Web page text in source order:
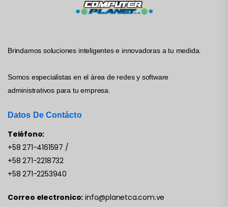
Brindamos soluciones inteligentes e innovadoras a tu medida.
Somos especialistas en el área de redes y software
administrativos para tu empresa.
Datos De Contácto
Teléfono:
+58 271-4161597 /
+58 271-2218732
+58 271-2253940
Correo electronico: info@planetca.com.ve